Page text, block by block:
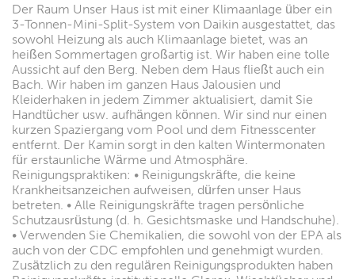
Der Raum Unser Haus ist mit einer Klimaanlage über ein
3-Tonnen-Mini-Split-System von Daikin ausgestattet, das
sowohl Heizung als auch Klimaanlage bietet, was an
heißen Sommertagen großartig ist. Wir haben eine tolle
Aussicht auf den Berg. Neben dem Haus fließt auch ein
Bach. Wir haben im ganzen Haus Jalousien und
Kleiderhaken in jedem Zimmer aktualisiert, damit Sie
Handtücher usw. aufhängen können. Wir sind nur einen
kurzen Spaziergang vom Pool und dem Fitnesscenter
entfernt. Der Kamin sorgt in den kalten Wintermonaten
für erstaunliche Wärme und Atmosphäre.
Reinigungspraktiken: • Reinigungskräfte, die keine
Krankheitsanzeichen aufweisen, dürfen unser Haus
betreten. • Alle Reinigungskräfte tragen persönliche
Schutzausrüstung (d. h. Gesichtsmaske und Handschuhe).
• Verwenden Sie Chemikalien, die sowohl von der EPA als
auch von der CDC empfohlen und genehmigt wurden.
Zusätzlich zu den regulären Reinigungsprodukten haben